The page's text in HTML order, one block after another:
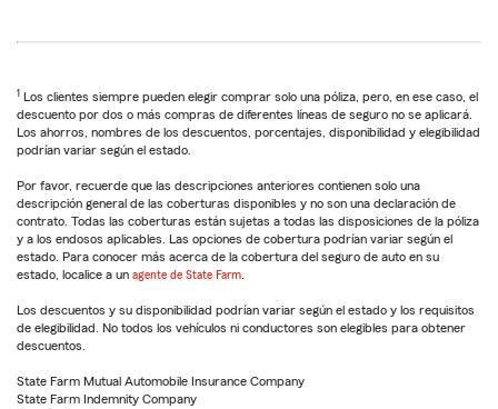
1 Los clientes siempre pueden elegir comprar solo una póliza, pero, en ese caso, el
descuento por dos o más compras de diferentes líneas de seguro no se aplicará.
Los ahorros, nombres de los descuentos, porcentajes, disponibilidad y elegibilidad
podrían variar según el estado.
Por favor, recuerde que las descripciones anteriores contienen solo una
descripción general de las coberturas disponibles y no son una declaración de
contrato. Todas las coberturas están sujetas a todas las disposiciones de la póliza
y a los endosos aplicables. Las opciones de cobertura podrían variar según el
estado. Para conocer más acerca de la cobertura del seguro de auto en su
estado, localice a un agente de State Farm
Los descuentos y su disponibilidad podrían variar según el estado y los requisitos
de elegibilidad. No todos los vehículos ni conductores son elegibles para obtener
descuentos.
State Farm Mutual Automobile Insurance Company
State Farm Indemnity Company